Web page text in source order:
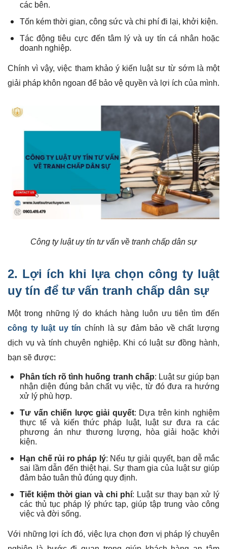
các bên.
Tốn kém thời gian, công sức và chi phí đi lại, khởi kiện.
Tác động tiêu cực đến tâm lý và uy tín cá nhân hoặc
doanh nghiệp.
Chính vì vậy, việc tham khảo ý kiến luật sư từ sớm là một
giải pháp khôn ngoan để bảo vệ quyền và lợi ích của mình.
Công ty luật uy tín tư vấn về tranh chấp dân sự
2. Lợi ích khi lựa chọn công ty luật
uy tín để tư vấn tranh chấp dân sự
Một trong những lý do khách hàng luôn ưu tiên tìm đến
công ty luật uy tín chính là sự đảm bảo về chất lượng
dịch vụ và tính chuyên nghiệp. Khi có luật sư đồng hành,
bạn sẽ được:
Phân tích rõ tình huống tranh chấp: Luật sư giúp bạn
nhận diện đúng bản chất vụ việc, từ đó đưa ra hướng
xử lý phù hợp.
Tư vấn chiến lược giải quyết: Dựa trên kinh nghiệm
thực tế và kiến thức pháp luật, luật sư đưa ra các
phương án như thương lượng, hòa giải hoặc khởi
kiện.
Hạn chế rủi ro pháp lý: Nếu tự giải quyết, bạn dễ mắc
sai lầm dẫn đến thiệt hại. Sự tham gia của luật sư giúp
đảm bảo tuân thủ đúng quy định.
Tiết kiệm thời gian và chi phí: Luật sư thay bạn xử lý
các thủ tục pháp lý phức tạp, giúp tập trung vào công
việc và đời sống.
Với những lợi ích đó, việc lựa chọn đơn vị pháp lý chuyên